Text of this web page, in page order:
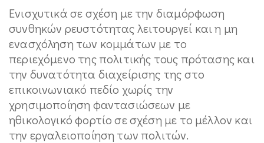
Ενισχυτικά σε σχέση με την διαμόρφωση
συνθηκών ρευστότητας λειτουργεί και η μη
ενασχόληση των κομμάτων με το
περιεχόμενο της πολιτικής τους πρότασης και
την δυνατότητα διαχείρισης της στο
επικοινωνιακό πεδίο χωρίς την
χρησιμοποίηση φαντασιώσεων με
ηθικολογικό φορτίο σε σχέση με το μέλλον και
την εργαλειοποίηση των πολιτών.